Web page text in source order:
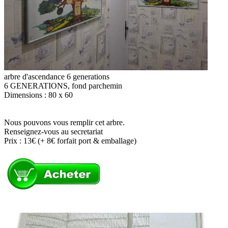
arbre d'ascendance 6 generations
6 GENERATIONS, fond parchemin
Dimensions : 80 x 60
Nous pouvons vous remplir cet arbre.
Renseignez-vous au secretariat
Prix : 13€ (+ 8€ forfait port & emballage)